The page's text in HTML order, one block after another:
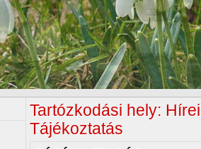
Tartózkodási hely:
Tájékoztatás